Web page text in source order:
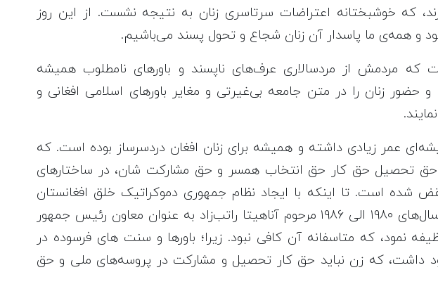
که خوشبختانه اعتراضات سرتاسری زنان به نتیجه نشست. از این روز
و همه‌ی ما پاسدار آن زنان شجاع و تحول پسند می‌باشیم.
که مردمش از مردسالاری عرف‌های ناپسند و باورهای نامطلوب همیشه
و حضور زنان را در متن جامعه‌ بی‌غیرتی و مغایر باورهای اسلامی افغانی و
عمر زیادی داشته و همیشه برای زنان افغان دردسرساز بوده است. که
حق تحصیل حق کار حق انتخاب همسر و حق مشارکت شان، در ساختار‌های
شده است. تا اینکه با ایجاد نظام جمهوری دموکراتیک خلق افغانستان
برای نخستین بار در سال‌های ۱۹۸۰ الی ۱۹۸۶ مرحوم آناهیتا راتب‌زاد به عنوان معاون رئیس جمهور
نمود، که متاسفانه آن کافی نبود. زیرا؛ باورها و سنت های فرسوده در
داشت، که زن نباید حق کار تحصیل و مشارکت در پروسه‌های ملی و حق